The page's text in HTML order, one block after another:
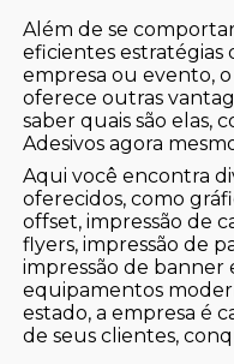
Além de se
eficientes
empresa ou evento,
oferece outras
saber quais são elas,
Adesivos agora
Aqui você encontra
oferecidos, como
offset, impressão de
flyers, impressão de
impressão de banner
equipamentos
estado, a empresa é
de seus clientes,